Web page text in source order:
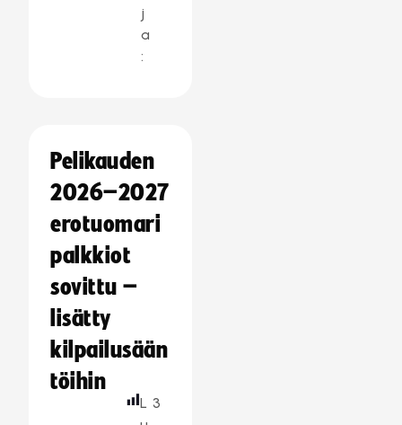
j
a
:
Pelikauden
2026–2027
erotuomari
palkkiot
sovittu –
lisätty
kilpailusään
töihin
L 3